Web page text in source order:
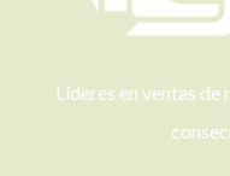
Líderes en ventas de